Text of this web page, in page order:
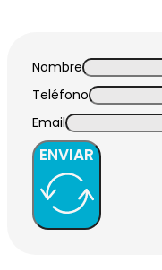
Nombre
Teléfono
Email
ENVIAR